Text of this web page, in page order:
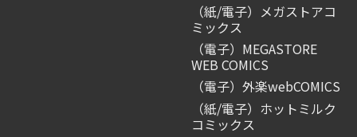
（紙/電子）メガストアコ
ミックス
（電子）MEGASTORE
WEB COMICS
（電子）外楽webCOMICS
（紙/電子）ホットミルク
コミックス